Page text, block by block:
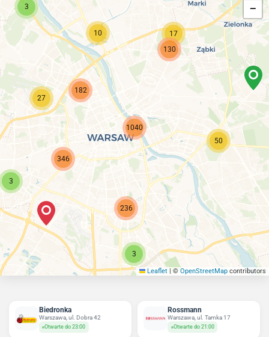
50
1040
182
130
236
17
346
27
10
3
3
3
−
Leaflet | © OpenStreetMap contributors
Biedronka
Warszawa, ul. Dobra 42
Otwarte do 23:00
Rossmann
Warszawa, ul. Tamka 17
Otwarte do 21:00